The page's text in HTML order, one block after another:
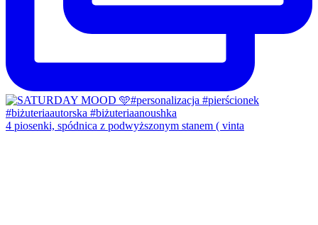
4 piosenki, spódnica z podwyższonym stanem ( vinta